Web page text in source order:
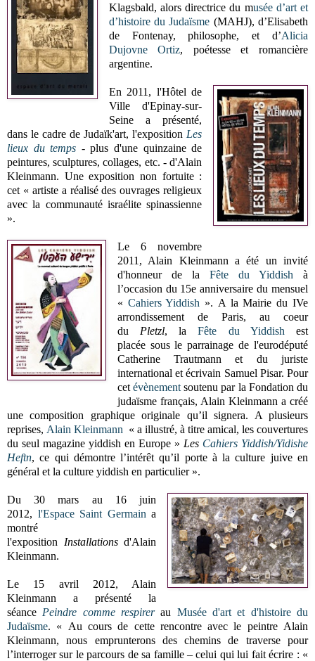
Klagsbald, alors directrice du musée d’art et
d’histoire du Judaïsme (MAHJ), d’Elisabeth
de Fontenay, philosophe, et d’Alicia
Dujovne Ortiz, poétesse et romancière
argentine.
En 2011, l'Hôtel de
Ville d'Epinay-sur-
Seine a présenté,
dans le cadre de Judaïk'art, l'exposition Les
lieux du temps - plus d'une quinzaine de
peintures, sculptures, collages, etc. - d'Alain
Kleinmann. Une exposition non fortuite :
cet « artiste a réalisé des ouvrages religieux
avec la communauté israélite spinassienne
».
Le 6 novembre
2011, Alain Kleinmann a été un invité
d'honneur de la Fête du Yiddish à
l’occasion du 15e anniversaire du mensuel
« Cahiers Yiddish ». A la Mairie du IVe
arrondissement de Paris, au coeur
du Pletzl, laFête du Yiddish est
placée sous le parrainage de l'eurodéputé
Catherine Trautmann et du juriste
international et écrivain Samuel Pisar. Pour
cetévènement soutenu par la Fondation du
judaïsme français, Alain Kleinmann a créé
une composition graphique originale qu’il signera. A plusieurs
reprises, Alain Kleinmann « a illustré, à titre amical, les couvertures
du seul magazine yiddish en Europe » Les Cahiers Yiddish/Yidishe
Heftn, ce qui démontre l’intérêt qu’il porte à la culture juive en
général et la culture yiddish en particulier ».
Du 30 mars au 16 juin
2012, l'Espace Saint Germain a
montré
l'exposition Installationsd'Alain
Kleinmann.
Le 15 avril 2012, Alain
Kleinmann a présenté la
séance Peindre comme respirerau Musée d'art et d'histoire du
Judaïsme. « Au cours de cette rencontre avec le peintre Alain
Kleinmann, nous emprunterons des chemins de traverse pour
l’interroger sur le parcours de sa famille – celui qui lui fait écrire : «